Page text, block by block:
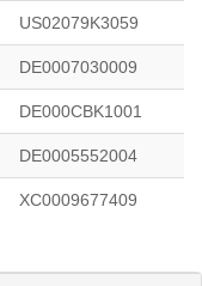
US02079K3059
DE0007030009
DE000CBK1001
DE0005552004
XC0009677409